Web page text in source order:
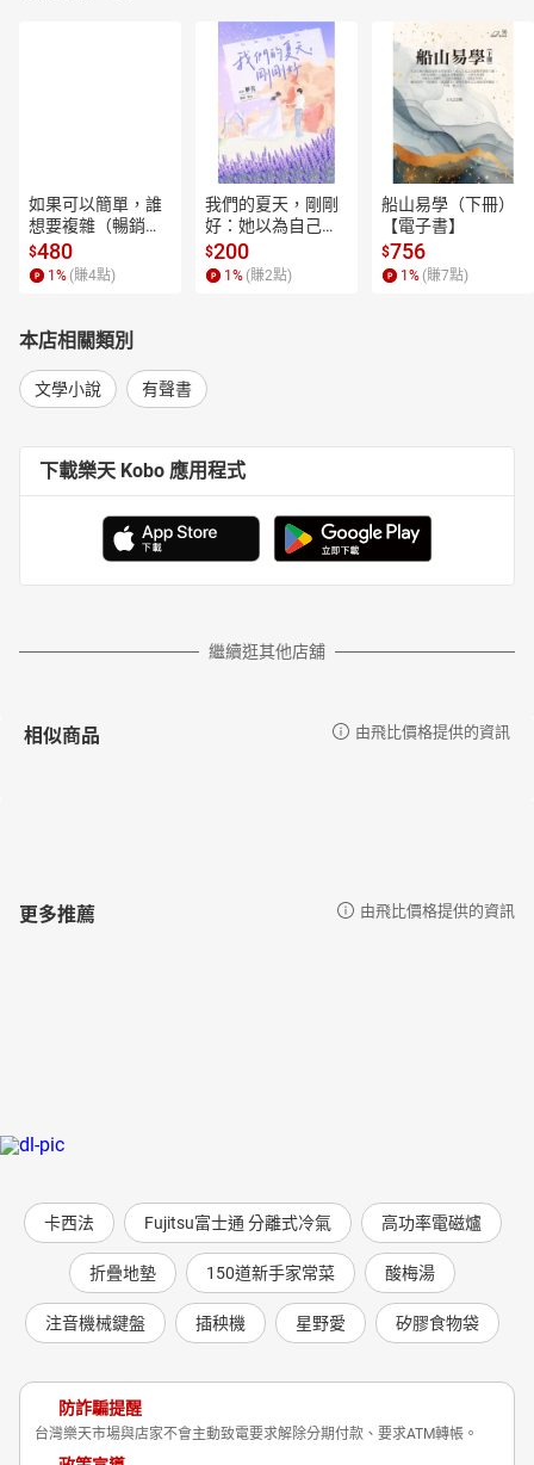
立春 第6話：新芽
立春 第7話：情牽
立春 第8話：禪空
夏至 第11話：心結
夏至 第12話：彼岸花
夏至 第13話：馬蹄蓮
夏至 第15話：流行絆
夏至 第16話：死神
秋分 第18話：搬家
秋分 第19話：小說
秋分 第20話：拼圖
冬令 第26話：靈鳥
如果可以簡單，誰
想要複雜（暢銷經
典新編版）【電子
書】
$480
1 % (賺4點)
我們的夏天，剛剛
好：她以為自己只
是逃離一段失敗的
愛，卻在薰衣草盛
開的山裡，重新學
$200
1 % (賺2點)
船山易學（下冊）
【電子書】
$756
1 % (賺7點)
本店相關類別
文學小說 有聲書
下載樂天 Kobo 應用程式
繼續逛其他店舖
相似商品 由飛比價格提供的資訊
更多推薦 由飛比價格提供的資訊
卡西法 Fujitsu富士通 分離式冷氣 高功率電磁爐
折疊地墊 150道新手家常菜 酸梅湯
注音機械鍵盤 插秧機 星野愛 矽膠食物袋
防詐騙提醒
台灣樂天市場與店家不會主動致電要求解除分期付款、要求ATM轉帳。